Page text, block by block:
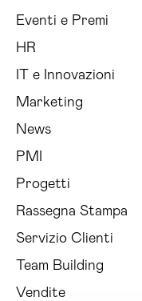
Eventi e Premi
HR
IT e Innovazioni
Marketing
News
PMI
Progetti
Rassegna Stampa
Servizio Clienti
Team Building
Vendite